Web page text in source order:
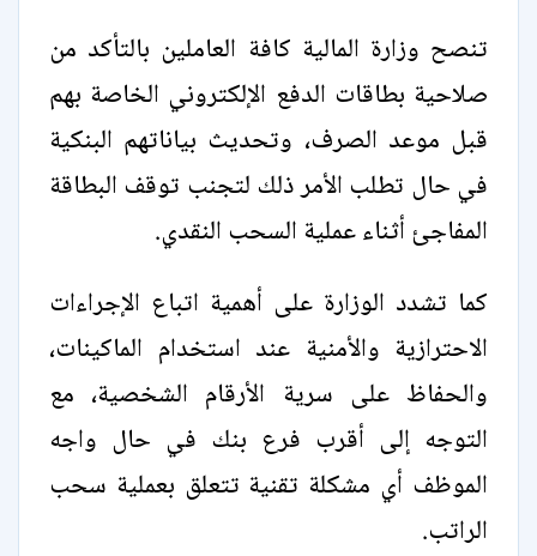
تنصح وزارة المالية كافة العاملين بالتأكد من
صلاحية بطاقات الدفع الإلكتروني الخاصة بهم
قبل موعد الصرف، وتحديث بياناتهم البنكية
في حال تطلب الأمر ذلك لتجنب توقف البطاقة
المفاجئ أثناء عملية السحب النقدي.
كما تشدد الوزارة على أهمية اتباع الإجراءات
الاحترازية والأمنية عند استخدام الماكينات،
والحفاظ على سرية الأرقام الشخصية، مع
التوجه إلى أقرب فرع بنك في حال واجه
الموظف أي مشكلة تقنية تتعلق بعملية سحب
الراتب.